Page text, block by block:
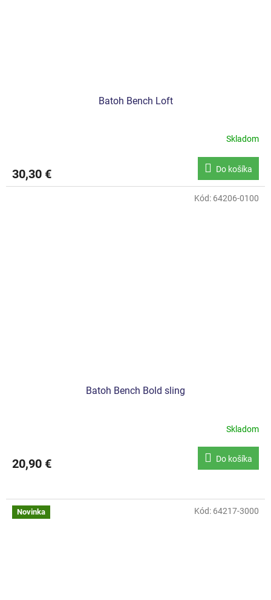
Batoh Bench Loft
Skladom
30,30 € Do košíka
Batoh Bench Bold sling
Skladom
20,90 € Do košíka
Kód: 64206-0100
Novinka Kód: 64217-3000